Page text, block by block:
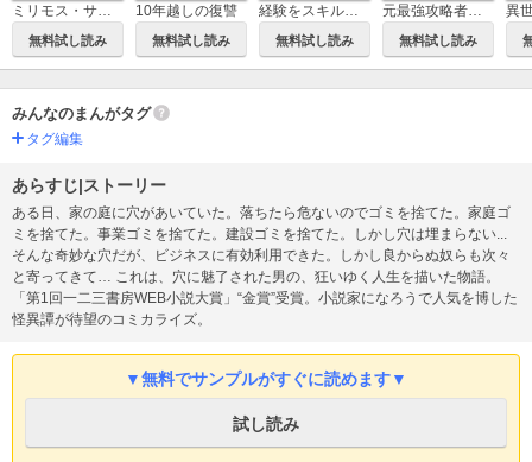
無料試し読み
10年越しの復讐
無料試し読み 無料試し読み 無料試し読み
みんなのまんがタグ
タグ編集
あらすじ|ストーリー
ある日、家の庭に穴があいていた。落ちたら危ないのでゴミを捨てた。家庭ゴ
ミを捨てた。事業ゴミを捨てた。建設ゴミを捨てた。しかし穴は埋まらない...
そんな奇妙な穴だが、ビジネスに有効利用できた。しかし良からぬ奴らも次々
と寄ってきて… これは、穴に魅了された男の、狂いゆく人生を描いた物語。
「第1回一二三書房WEB小説大賞」“金賞”受賞。小説家になろうで人気を博した
怪異譚が待望のコミカライズ。
▼無料でサンプルがすぐに読めます▼
試し読み